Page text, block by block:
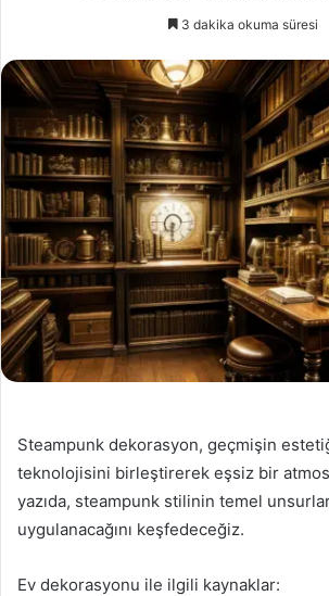
3 dakika okuma süresi
Steampunk dekorasyon, geçmişin
teknolojisini birleştirerek eşsiz bir
yazıda, steampunk stilinin temel
uygulanacağını keşfedeceğiz.
Ev dekorasyonu ile ilgili kaynaklar: